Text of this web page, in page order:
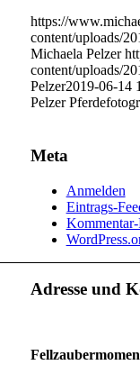
https://
content/uploads/
Michaela Pelzer
content/uploads/
Pelzer2019-06-14
Pelzer
Meta
Anmelden
Eintrags-
Kommentar-
Adresse und